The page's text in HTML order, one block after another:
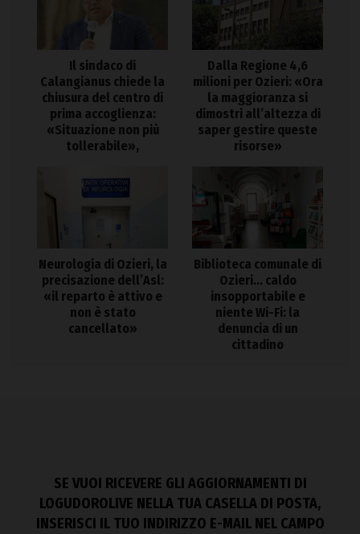
Il sindaco di
Calangianus chiede la
chiusura del centro di
prima accoglienza:
«Situazione non più
tollerabile»,
Dalla Regione 4,6
milioni per Ozieri: «Ora
la maggioranza si
dimostri all’altezza di
saper gestire queste
risorse»
Neurologia di Ozieri, la
precisazione dell’Asl:
«il reparto è attivo e
non è stato
cancellato»
Biblioteca comunale di
Ozieri… caldo
insopportabile e
niente Wi-Fi: la
denuncia di un
cittadino
SE VUOI RICEVERE GLI AGGIORNAMENTI DI
LOGUDOROLIVE NELLA TUA CASELLA DI POSTA,
INSERISCI IL TUO INDIRIZZO E-MAIL NEL CAMPO